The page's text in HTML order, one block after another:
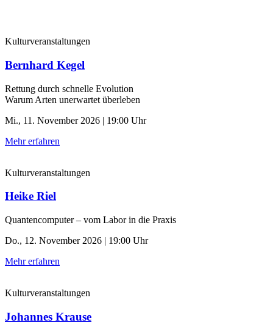
Kulturveranstaltungen
Bernhard Kegel
Rettung durch schnelle ­Evolution
Warum Arten unerwartet überleben
Mi., 11. November 2026 | 19:00 Uhr
Mehr erfahren
Kulturveranstaltungen
Heike Riel
Quantencomputer – vom Labor in die Praxis
Do., 12. November 2026 | 19:00 Uhr
Mehr erfahren
Kulturveranstaltungen
Johannes Krause